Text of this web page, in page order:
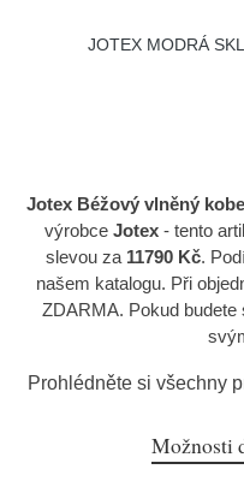
JOTEX MODRÁ
Jotex Béžový vlněný
výrobceJotex- tento
slevou za 11790 Kč.
našem katalogu. Při
ZDARMA. Pokud budete
Prohlédněte si všechny
Možnosti